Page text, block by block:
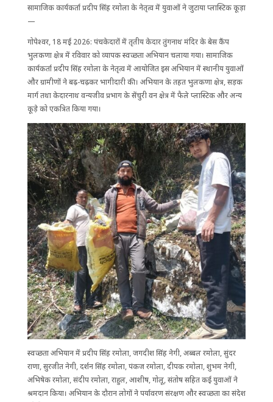
सामाजिक कार्यकर्ता प्रदीप सिंह रमोला के नेतृत्व में युवाओं ने जुटाया प्लास्टिक कूड़ा
—
गोपेश्वर, 18 मई 2026: पंचकेदारों में तृतीय केदार तुंगनाथ मंदिर के बेस कैंप
भुलकणा क्षेत्र में रविवार को व्यापक स्वच्छता अभियान चलाया गया। सामाजिक
कार्यकर्ता प्रदीप सिंह रमोला के नेतृत्व में आयोजित इस अभियान में स्थानीय युवाओं
और ग्रामीणों ने बढ़-चढ़कर भागीदारी की। अभियान के तहत भुलकणा क्षेत्र, सड़क
मार्ग तथा केदारनाथ वन्यजीव प्रभाग के सेंचुरी वन क्षेत्र में फैले प्लास्टिक और अन्य
कूड़े को एकत्रित किया गया।
स्वच्छता अभियान में प्रदीप सिंह रमोला, जगदीश सिंह नेगी, अब्बल रमोला, सुंदर
राणा, सुरजीत नेगी, दर्शन सिंह रमोला, पंकज रमोला, दीपक रमोला, शुभम नेगी,
अभिषेक रमोला, संदीप रमोला, राहुल, आशीष, गोलू, संतोष सहित कई युवाओं ने
श्रमदान किया। अभियान के दौरान लोगों ने पर्यावरण संरक्षण और स्वच्छता का संदेश